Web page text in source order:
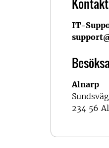
IT-
Alnarp
234 56